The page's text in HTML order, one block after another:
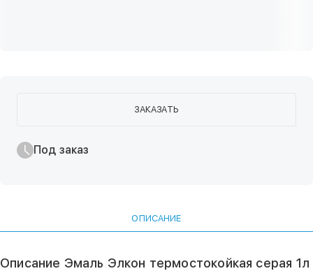
ЗАКАЗАТЬ
Под заказ
ОПИСАНИЕ
Описание Эмаль Элкон термостокойкая серая 1л